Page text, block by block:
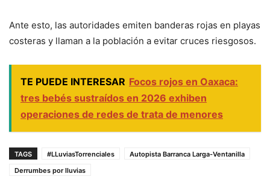
Ante esto, las autoridades emiten banderas rojas en playas
costeras y llaman a la población a evitar cruces riesgosos.
TE PUEDE INTERESAR Focos rojos en Oaxaca:
tres bebés sustraídos en 2026 exhiben
operaciones de redes de trata de menores
TAGS #LLuviasTorrenciales
Autopista Barranca Larga-Ventanilla
Derrumbes por lluvias